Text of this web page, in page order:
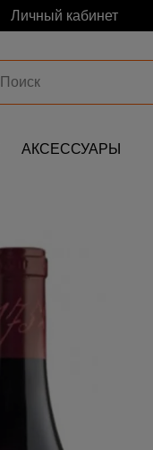
Личный кабинет
АКСЕССУАРЫ